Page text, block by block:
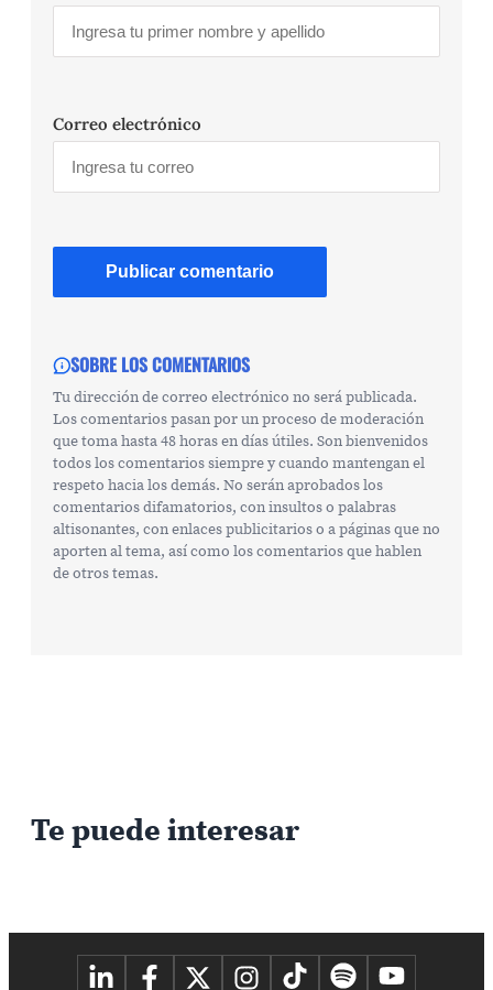
Correo electrónico
SOBRE LOS COMENTARIOS
Tu dirección de correo electrónico no será publicada.
Los comentarios pasan por un proceso de moderación
que toma hasta 48 horas en días útiles. Son bienvenidos
todos los comentarios siempre y cuando mantengan el
respeto hacia los demás. No serán aprobados los
comentarios difamatorios, con insultos o palabras
altisonantes, con enlaces publicitarios o a páginas que no
aporten al tema, así como los comentarios que hablen
de otros temas.
Te puede interesar